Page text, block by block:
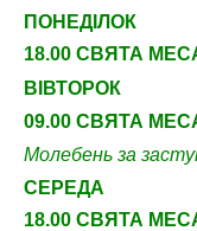
ПОНЕДІЛОК
18.00 СВЯТА
ВІВТОРОК
09.00 СВЯТА
Молебень за
СЕРЕДА
18.00 СВЯТА